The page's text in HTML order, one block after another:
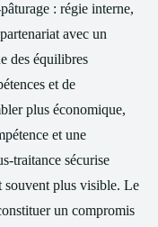
: régie interne,
avec un
des équilibres
et de
plus économique,
et une
traitance sécurise
souvent plus visible. Le
un compromis